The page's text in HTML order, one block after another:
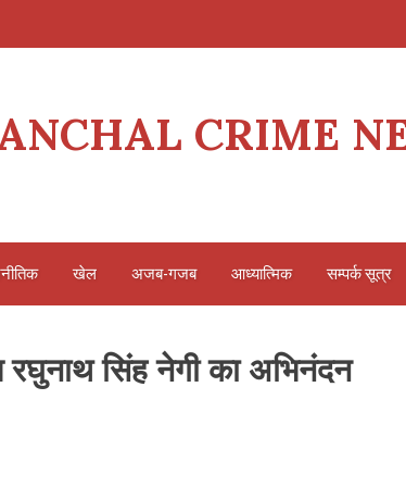
CRIME
खेल अजब-गजब आध्यात्मिक सम्पर्क सूत्र
रघुनाथ सिंह नेगी का अभिनंदन